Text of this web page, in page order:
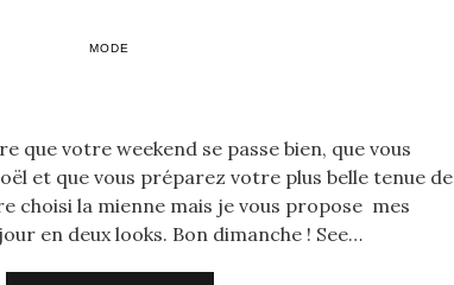
MODE
que votre weekend se passe bien, que vous
et que vous préparez votre plus belle tenue de
choisi la mienne mais je vous propose mes
en deux looks. Bon dimanche ! See…